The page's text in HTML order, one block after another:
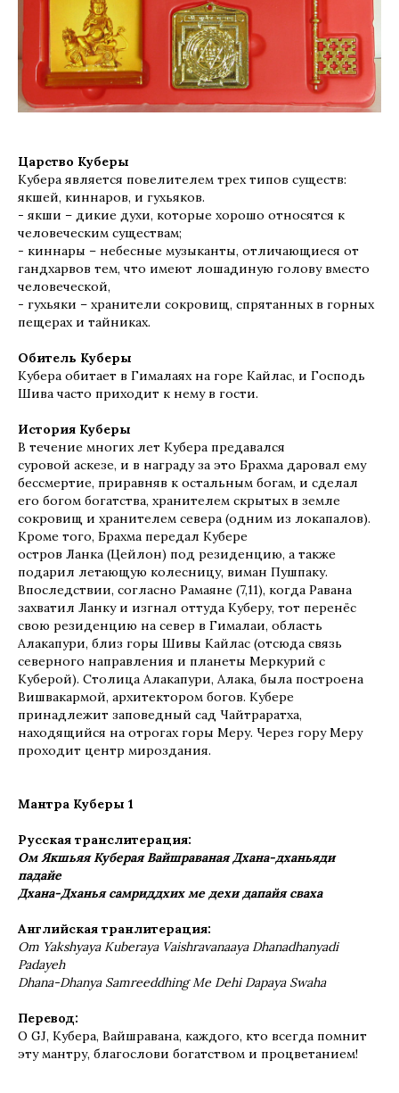
Царство Куберы
Кубера является повелителем трех типов существ:
якшей, киннаров, и гухьяков.
- якши – дикие духи, которые хорошо относятся к
человеческим существам;
- киннары – небесные музыканты, отличающиеся от
гандхарвов тем, что имеют лошадиную голову вместо
человеческой,
- гухьяки – хранители сокровищ, спрятанных в горных
пещерах и тайниках.
Обитель Куберы
Кубера обитает в Гималаях на горе Кайлас, и Господь
Шива часто приходит к нему в гости.
История Куберы
В течение многих лет Кубера предавался
суровой аскезе, и в награду за это Брахма даровал ему
бессмертие, приравняв к остальным богам, и сделал
его богом богатства, хранителем скрытых в земле
сокровищ и хранителем севера (одним из локапалов).
Кроме того, Брахма передал Кубере
остров Ланка (Цейлон) под резиденцию, а также
подарил летающую колесницу, виман Пушпаку.
Впоследствии, согласно Рамаяне (7,11), когда Равана
захватил Ланку и изгнал оттуда Куберу, тот перенёс
свою резиденцию на север в Гималаи, область
Алакапури, близ горы Шивы Кайлас (отсюда связь
северного направления и планеты Меркурий с
Куберой). Столица Алакапури, Алака, была построена
Вишвакармой, архитектором богов. Кубере
принадлежит заповедный сад Чайтраратха,
находящийся на отрогах горы Меру. Через гору Меру
проходит центр мироздания.
Мантра Куберы 1
Русская транслитерация:
Ом Якшьяя Куберая Вайшраваная Дхана-дханьяди
падайе
Дхана-Дханья самриддхих ме дехи дапайя сваха
Английская транлитерация:
Om Yakshyaya Kuberaya Vaishravanaaya Dhanadhanyadi
Padayeh
Dhana-Dhanya Samreeddhing Me Dehi Dapaya Swaha
Перевод:
О GJ, Кубера, Вайшравана, каждого, кто всегда помнит
эту мантру, благослови богатством и процветанием!